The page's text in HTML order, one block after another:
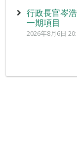
行政長官岑
一期項目
2026年8月6日